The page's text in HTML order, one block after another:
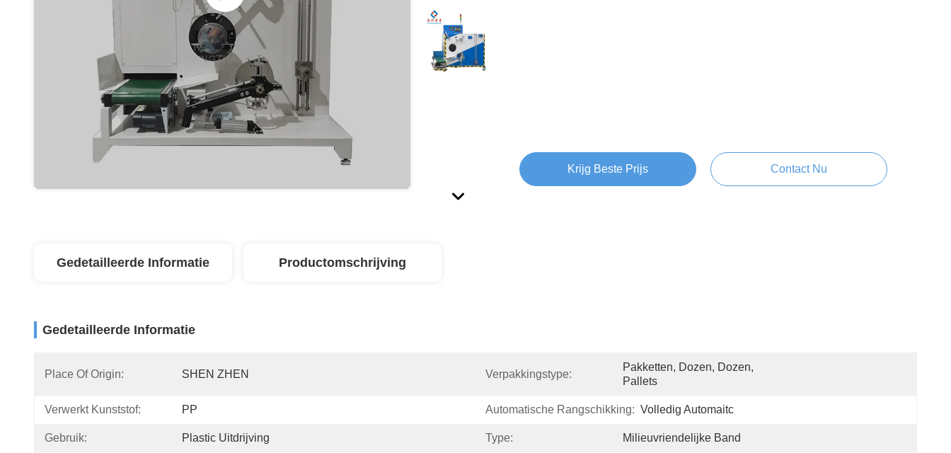
Krijg Beste Prijs Contact Nu
Gedetailleerde Informatie Productomschrijving
Gedetailleerde Informatie
Place Of Origin: SHEN ZHEN Verpakkingstype:
Pakketten, Dozen, Dozen,
Pallets
Verwerkt Kunststof: PP Automatische Rangschikking: Volledig Automaitc
Gebruik: Plastic Uitdrijving Type: Milieuvriendelijke Band